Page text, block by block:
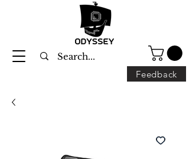
Feedback